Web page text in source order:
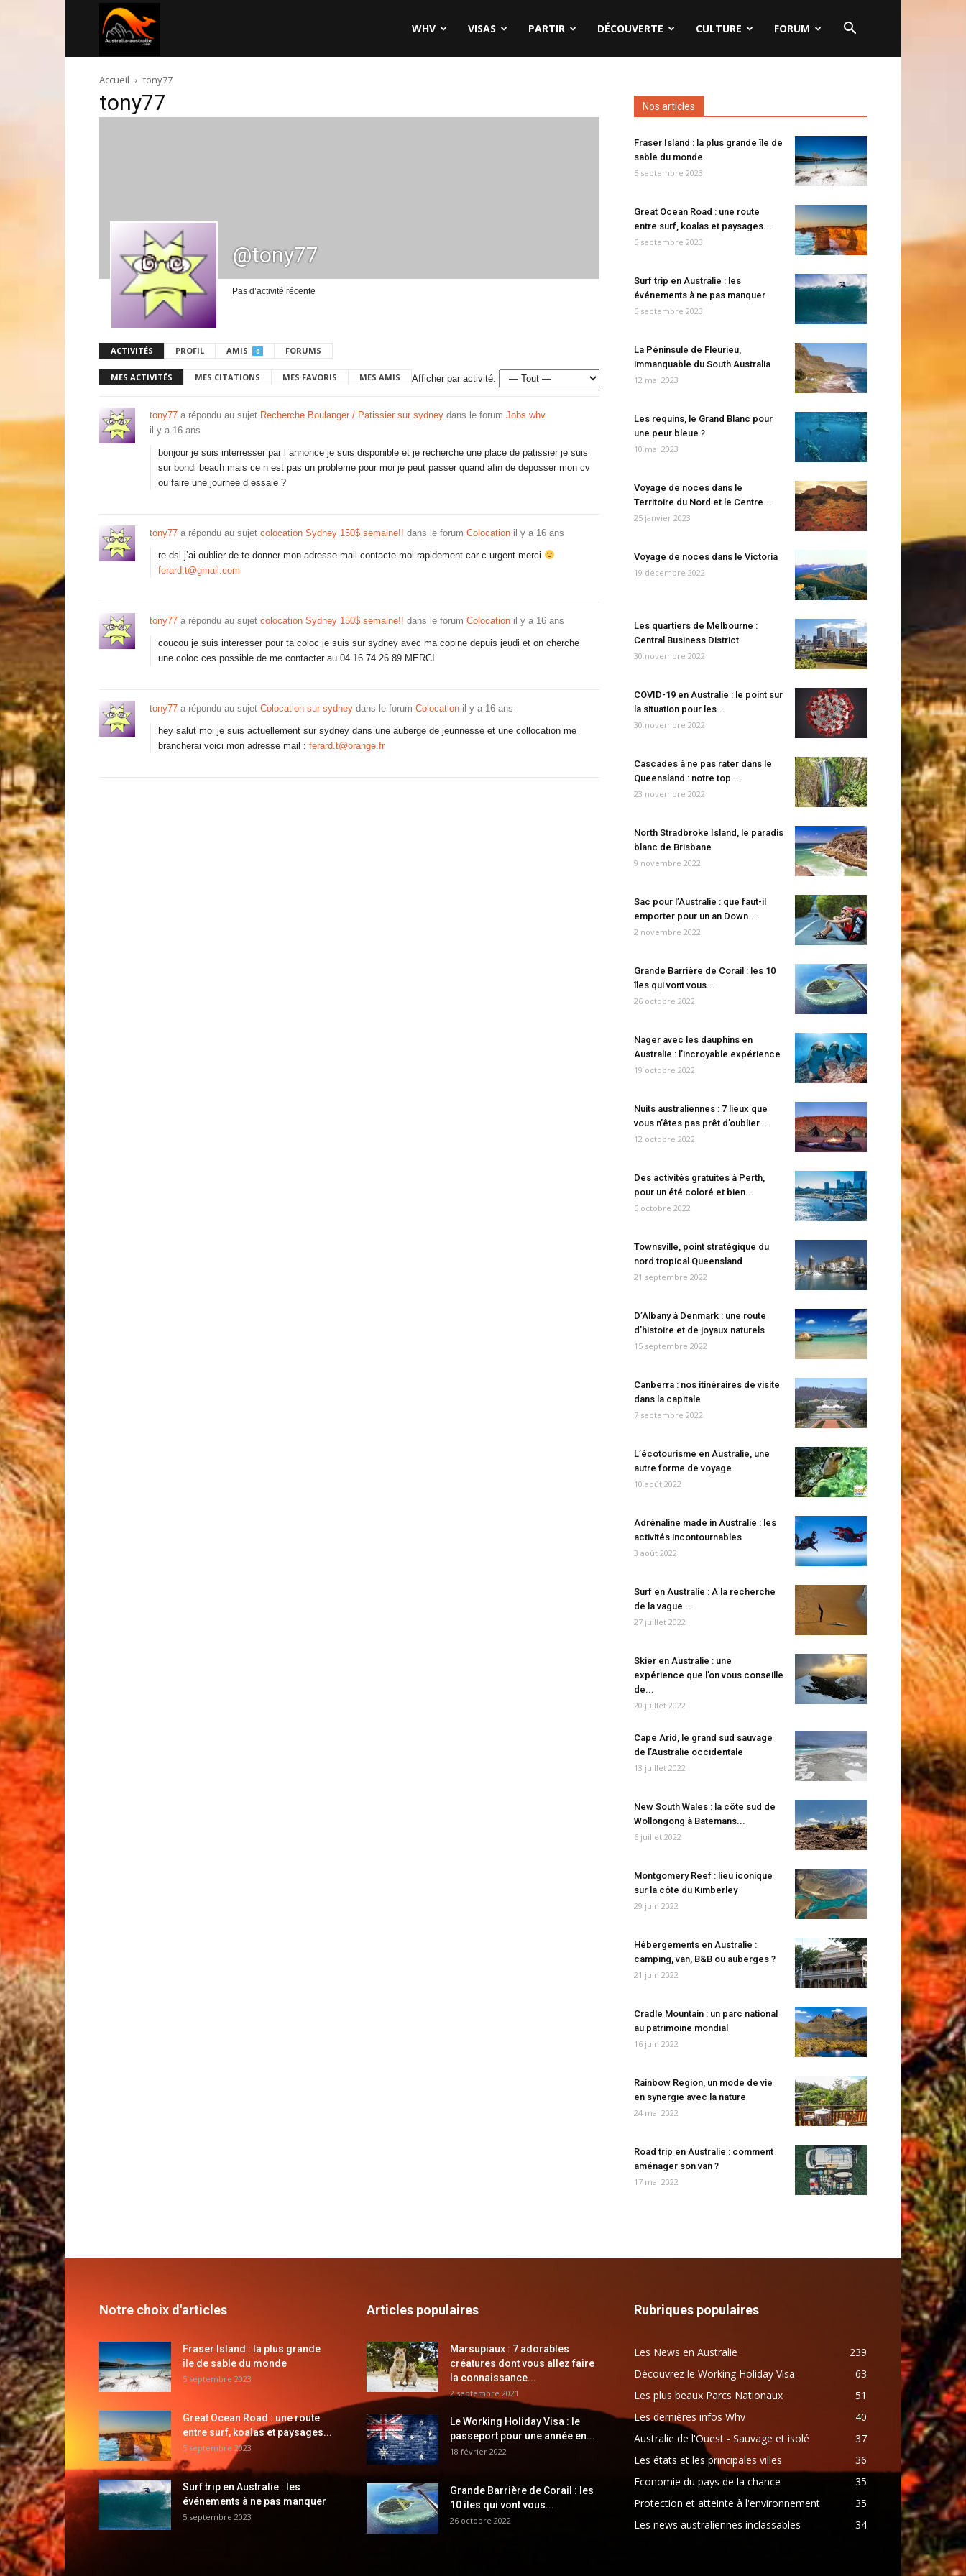
australie.com
WHV VISAS PARTIR DÉCOUVERTE CULTURE FORUM
Accueil tony77
tony77
@tony77
Pas d’activité récente
ACTIVITÉS PROFIL AMIS 0 FORUMS
MES ACTIVITÉS MES CITATIONS MES FAVORIS MES AMIS Afficher par activité:
tony77 a répondu au sujet Recherche Boulanger / Patissier sur sydney dans le forum Jobs whv
il y a 16 ans
bonjour je suis interresser par l annonce je suis disponible et je recherche une place de patissier je suis
sur bondi beach mais ce n est pas un probleme pour moi je peut passer quand afin de deposser mon cv
ou faire une journee d essaie ?
tony77 a répondu au sujet colocation Sydney 150$ semaine!! dans le forum Colocation il y a 16 ans
re dsl j’ai oublier de te donner mon adresse mail contacte moi rapidement car c urgent merci
ferard.t@gmail.com
tony77 a répondu au sujet colocation Sydney 150$ semaine!! dans le forum Colocation il y a 16 ans
coucou je suis interesser pour ta coloc je suis sur sydney avec ma copine depuis jeudi et on cherche
une coloc ces possible de me contacter au 04 16 74 26 89 MERCI
tony77 a répondu au sujet Colocation sur sydney dans le forum Colocation il y a 16 ans
hey salut moi je suis actuellement sur sydney dans une auberge de jeunnesse et une collocation me
brancherai voici mon adresse mail : ferard.t@orange.fr
Nos articles
Fraser Island : la plus grande île de
sable du monde
5 septembre 2023
Great Ocean Road : une route
entre surf, koalas et paysages...
5 septembre 2023
Surf trip en Australie : les
événements à ne pas manquer
5 septembre 2023
La Péninsule de Fleurieu,
immanquable du South Australia
12 mai 2023
Les requins, le Grand Blanc pour
une peur bleue ?
10 mai 2023
Voyage de noces dans le
Territoire du Nord et le Centre...
25 janvier 2023
Voyage de noces dans le Victoria
19 décembre 2022
Les quartiers de Melbourne :
Central Business District
30 novembre 2022
COVID-19 en Australie : le point sur
la situation pour les...
30 novembre 2022
Cascades à ne pas rater dans le
Queensland : notre top...
23 novembre 2022
North Stradbroke Island, le paradis
blanc de Brisbane
9 novembre 2022
Sac pour l’Australie : que faut-il
emporter pour un an Down...
2 novembre 2022
Grande Barrière de Corail : les 10
îles qui vont vous...
26 octobre 2022
Nager avec les dauphins en
Australie : l’incroyable expérience
19 octobre 2022
Nuits australiennes : 7 lieux que
vous n’êtes pas prêt d’oublier...
12 octobre 2022
Des activités gratuites à Perth,
pour un été coloré et bien...
5 octobre 2022
Townsville, point stratégique du
nord tropical Queensland
21 septembre 2022
D’Albany à Denmark : une route
d’histoire et de joyaux naturels
15 septembre 2022
Canberra : nos itinéraires de visite
dans la capitale
7 septembre 2022
L’écotourisme en Australie, une
autre forme de voyage
10 août 2022
Adrénaline made in Australie : les
activités incontournables
3 août 2022
Surf en Australie : A la recherche
de la vague...
27 juillet 2022
Skier en Australie : une
expérience que l’on vous conseille
de...
20 juillet 2022
Cape Arid, le grand sud sauvage
de l’Australie occidentale
13 juillet 2022
New South Wales : la côte sud de
Wollongong à Batemans...
6 juillet 2022
Montgomery Reef : lieu iconique
sur la côte du Kimberley
29 juin 2022
Hébergements en Australie :
camping, van, B&B ou auberges ?
21 juin 2022
Cradle Mountain : un parc national
au patrimoine mondial
16 juin 2022
Rainbow Region, un mode de vie
en synergie avec la nature
24 mai 2022
Road trip en Australie : comment
aménager son van ?
17 mai 2022
Notre choix d'articles
Fraser Island : la plus grande
île de sable du monde
5 septembre 2023
Great Ocean Road : une route
entre surf, koalas et paysages...
5 septembre 2023
Surf trip en Australie : les
événements à ne pas manquer
5 septembre 2023
Articles populaires
Marsupiaux : 7 adorables
créatures dont vous allez faire
la connaissance...
2 septembre 2021
Le Working Holiday Visa : le
passeport pour une année en...
18 février 2022
Grande Barrière de Corail : les
10 îles qui vont vous...
26 octobre 2022
Rubriques populaires
Les News en Australie
239
Découvrez le Working Holiday Visa
63
Les plus beaux Parcs Nationaux
51
Les dernières infos Whv
40
Australie de l'Ouest - Sauvage et isolé
37
Les états et les principales villes
36
Economie du pays de la chance
35
Protection et atteinte à l'environnement
35
Les news australiennes inclassables
34